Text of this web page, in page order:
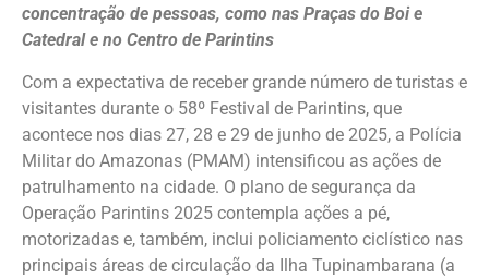
concentração de pessoas, como nas Praças do Boi e
Catedral e no Centro de Parintins
Com a expectativa de receber grande número de turistas e
visitantes durante o 58º Festival de Parintins, que
acontece nos dias 27, 28 e 29 de junho de 2025, a Polícia
Militar do Amazonas (PMAM) intensificou as ações de
patrulhamento na cidade. O plano de segurança da
Operação Parintins 2025 contempla ações a pé,
motorizadas e, também, inclui policiamento ciclístico nas
principais áreas de circulação da Ilha Tupinambarana (a